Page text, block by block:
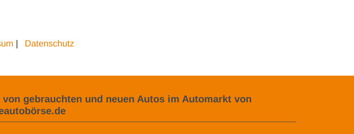
Datenschutz
gebrauchten und neuen Autos im Automarkt von